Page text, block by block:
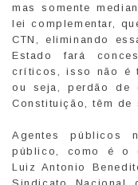
mas somente
lei complementar,
CTN, eliminando
Estado fará
críticos, isso não é
ou seja, perdão de
Constituição, têm de
Agentes públicos
público, como é o
Luiz Antonio